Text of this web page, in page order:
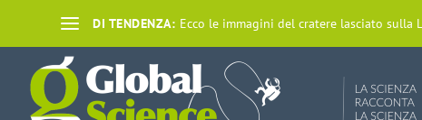
DI TENDENZA: Ecco le immagini del cratere lasciato sulla